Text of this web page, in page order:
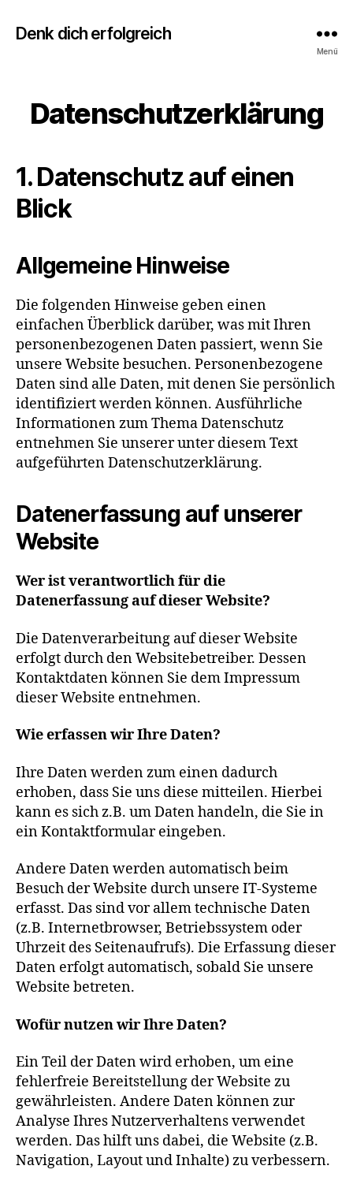
Denk dich erfolgreich
Menü
Datenschutzerklärung
1. Datenschutz auf einen
Blick
Allgemeine Hinweise
Die folgenden Hinweise geben einen
einfachen Überblick darüber, was mit Ihren
personenbezogenen Daten passiert, wenn Sie
unsere Website besuchen. Personenbezogene
Daten sind alle Daten, mit denen Sie persönlich
identifiziert werden können. Ausführliche
Informationen zum Thema Datenschutz
entnehmen Sie unserer unter diesem Text
aufgeführten Datenschutzerklärung.
Datenerfassung auf unserer
Website
Wer ist verantwortlich für die
Datenerfassung auf dieser Website?
Die Datenverarbeitung auf dieser Website
erfolgt durch den Websitebetreiber. Dessen
Kontaktdaten können Sie dem Impressum
dieser Website entnehmen.
Wie erfassen wir Ihre Daten?
Ihre Daten werden zum einen dadurch
erhoben, dass Sie uns diese mitteilen. Hierbei
kann es sich z.B. um Daten handeln, die Sie in
ein Kontaktformular eingeben.
Andere Daten werden automatisch beim
Besuch der Website durch unsere IT-Systeme
erfasst. Das sind vor allem technische Daten
(z.B. Internetbrowser, Betriebssystem oder
Uhrzeit des Seitenaufrufs). Die Erfassung dieser
Daten erfolgt automatisch, sobald Sie unsere
Website betreten.
Wofür nutzen wir Ihre Daten?
Ein Teil der Daten wird erhoben, um eine
fehlerfreie Bereitstellung der Website zu
gewährleisten. Andere Daten können zur
Analyse Ihres Nutzerverhaltens verwendet
werden. Das hilft uns dabei, die Website (z.B.
Navigation, Layout und Inhalte) zu verbessern.